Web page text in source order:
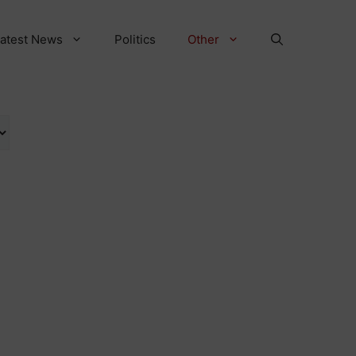
News Politics Other